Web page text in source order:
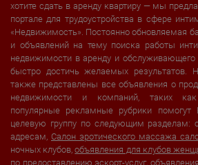
хотите сдать в аренду квартиру — мы
портале для трудоустройства в сфере
«Недвижимость». Постоянно обновляемая
и объявлений на тему поиска работы
недвижимости в аренду и обслуживающего
быстро достичь желаемых результатов.
также представлены все объявления о
недвижимости и компаний, таких
популярные рекламные рубрики
целевую группу по следующим разделам:
адресам, Салон эротического массажа
ночных клубов,объявления для клубов
по предоставлению эскорт-услуг,